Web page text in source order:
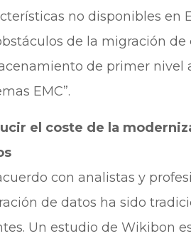
no disponibles en
de la migración
de primer nivel
EMC”.
el coste de la
con analistas y
de datos ha sido
Un estudio de Wikibon